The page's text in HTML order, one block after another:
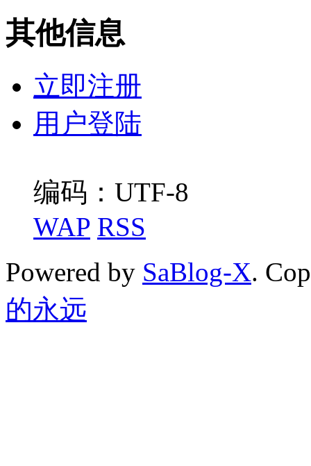
其他信息
立即注册
用户登陆
编码：UTF-8
WAP RSS
Powered by SaBlog-X.
的永远